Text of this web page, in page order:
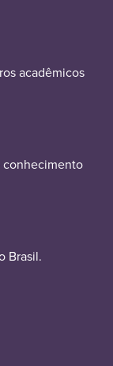
acadêmicos
conhecimento
Brasil.